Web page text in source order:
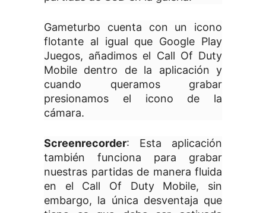
Gameturbo cuenta con un icono
flotante al igual que Google Play
Juegos, añadimos el Call Of Duty
Mobile dentro de la aplicación y
cuando queramos grabar
presionamos el icono de la
cámara.
Screenrecorder: Esta aplicación
también funciona para grabar
nuestras partidas de manera fluida
en el Call Of Duty Mobile, sin
embargo, la única desventaja que